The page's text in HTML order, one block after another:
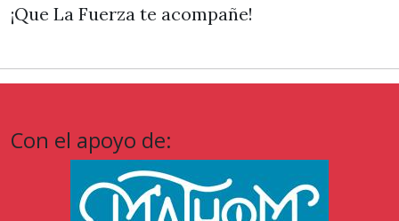
¡Que La Fuerza te acompañe!
Con el apoyo de: